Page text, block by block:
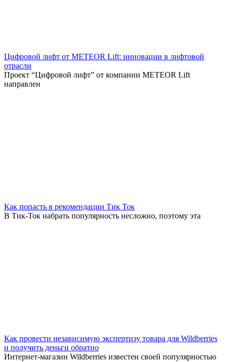
Цифровой лифт от METEOR Lift: инновации в лифтовой
отрасли
Проект “Цифровой лифт” от компании METEOR Lift
направлен
Как попасть в рекомендации Тик Ток
В Тик-Ток набрать популярность несложно, поэтому эта
Как провести независимую экспертизу товара для Wildberries
и получить деньги обратно
Интернет-магазин Wildberries известен своей популярностью